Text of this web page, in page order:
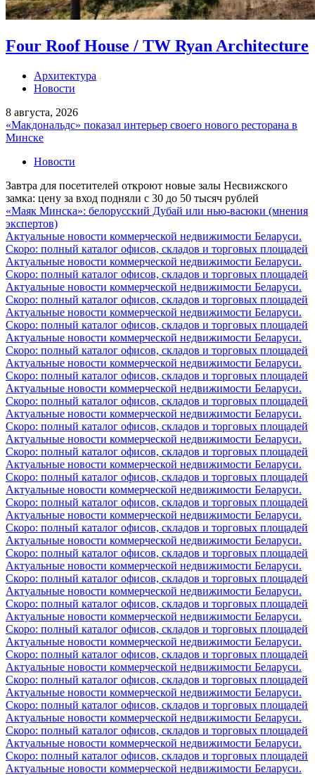
Four Roof House / TW Ryan Architecture
Архитектура
Новости
8 августа, 2026
«Макдональдс» показал интерьер своего нового ресторана в
Минске
Новости
Завтра для посетителей откроют новые залы Несвижского
замка: цену за вход подняли с 30 до 50 тысяч рублей
«Маяк Минска»: белорусский Дубай или нью-васюки (мнения
экспертов)
Актуальные новости коммерческой недвижимости Беларуси.
Скоро: полный каталог офисов, складов и торговых площадей
Актуальные новости коммерческой недвижимости Беларуси.
Скоро: полный каталог офисов, складов и торговых площадей
Актуальные новости коммерческой недвижимости Беларуси.
Скоро: полный каталог офисов, складов и торговых площадей
Актуальные новости коммерческой недвижимости Беларуси.
Скоро: полный каталог офисов, складов и торговых площадей
Актуальные новости коммерческой недвижимости Беларуси.
Скоро: полный каталог офисов, складов и торговых площадей
Актуальные новости коммерческой недвижимости Беларуси.
Скоро: полный каталог офисов, складов и торговых площадей
Актуальные новости коммерческой недвижимости Беларуси.
Скоро: полный каталог офисов, складов и торговых площадей
Актуальные новости коммерческой недвижимости Беларуси.
Скоро: полный каталог офисов, складов и торговых площадей
Актуальные новости коммерческой недвижимости Беларуси.
Скоро: полный каталог офисов, складов и торговых площадей
Актуальные новости коммерческой недвижимости Беларуси.
Скоро: полный каталог офисов, складов и торговых площадей
Актуальные новости коммерческой недвижимости Беларуси.
Скоро: полный каталог офисов, складов и торговых площадей
Актуальные новости коммерческой недвижимости Беларуси.
Скоро: полный каталог офисов, складов и торговых площадей
Актуальные новости коммерческой недвижимости Беларуси.
Скоро: полный каталог офисов, складов и торговых площадей
Актуальные новости коммерческой недвижимости Беларуси.
Скоро: полный каталог офисов, складов и торговых площадей
Актуальные новости коммерческой недвижимости Беларуси.
Скоро: полный каталог офисов, складов и торговых площадей
Актуальные новости коммерческой недвижимости Беларуси.
Скоро: полный каталог офисов, складов и торговых площадей
Актуальные новости коммерческой недвижимости Беларуси.
Скоро: полный каталог офисов, складов и торговых площадей
Актуальные новости коммерческой недвижимости Беларуси.
Скоро: полный каталог офисов, складов и торговых площадей
Актуальные новости коммерческой недвижимости Беларуси.
Скоро: полный каталог офисов, складов и торговых площадей
Актуальные новости коммерческой недвижимости Беларуси.
Скоро: полный каталог офисов, складов и торговых площадей
Актуальные новости коммерческой недвижимости Беларуси.
Скоро: полный каталог офисов, складов и торговых площадей
Актуальные новости коммерческой недвижимости Беларуси.